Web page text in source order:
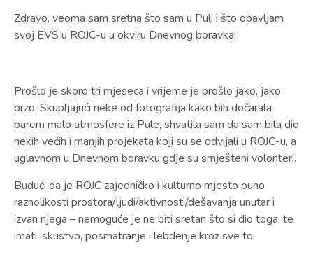
Zdravo, veoma sam sretna što sam u Puli i što obavljam
svoj EVS u ROJC-u u okviru Dnevnog boravka!
Prošlo je skoro tri mjeseca i vrijeme je prošlo jako, jako
brzo. Skupljajući neke od fotografija kako bih dočarala
barem malo atmosfere iz Pule, shvatila sam da sam bila dio
nekih većih i manjih projekata koji su se odvijali u ROJC-u, a
uglavnom u Dnevnom boravku gdje su smješteni volonteri.
Budući da je ROJC zajedničko i kulturno mjesto puno
raznolikosti prostora/ljudi/aktivnosti/dešavanja unutar i
izvan njega – nemoguće je ne biti sretan što si dio toga, te
imati iskustvo, posmatranje i lebdenje kroz sve to.